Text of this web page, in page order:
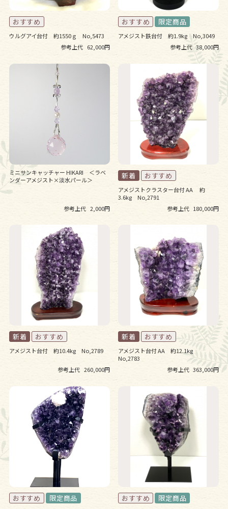
ウルグアイ台付 約1550ｇ No,5473
参考上代 62,000円
アメジスト鉄台付 約1.9kg No,3049
参考上代 38,000円
ミニサンキャッチャー HIKARI ＜ラベ
ンダーアメジスト×淡水パール＞
参考上代 2,000円
アメジストクラスター台付 AA 約
3.6kg No,2791
参考上代 180,000円
アメジスト台付 約10.4kg No,2789
参考上代 260,000円
アメジスト台付 AA 約12.1kg
No,2783
参考上代 363,000円